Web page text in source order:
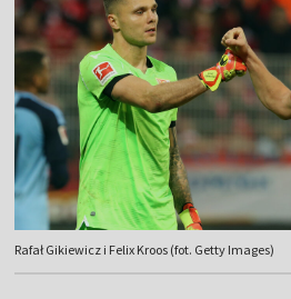
Rafał Gikiewicz i Felix Kroos (fot. Getty Images)